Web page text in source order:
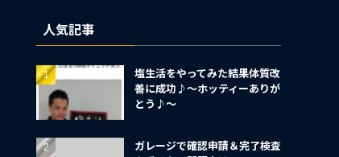
人気記事
塩生活をやってみた結果体質改
善に成功♪～ホッティーありが
とう♪～
ガレージで確認申請＆完了検査